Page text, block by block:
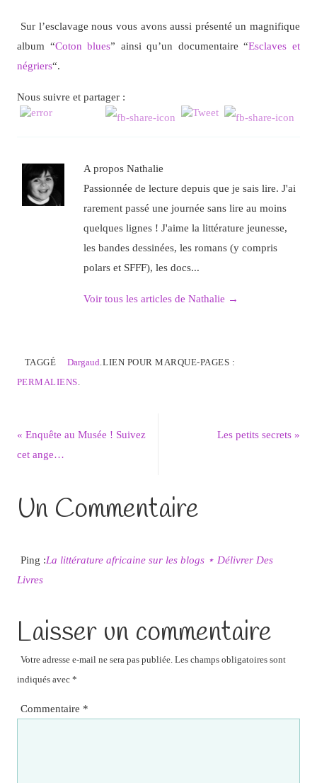
Sur l’esclavage nous vous avons aussi présenté un magnifique
album “Coton blues” ainsi qu’un documentaire “Esclaves et
négriers“.
Nous suivre et partager :
A propos Nathalie
Passionnée de lecture depuis que je sais lire. J'ai
rarement passé une journée sans lire au moins
quelques lignes ! J'aime la littérature jeunesse,
les bandes dessinées, les romans (y compris
polars et SFFF), les docs...
Voir tous les articles de Nathalie →
TAGGÉ Dargaud.LIEN POUR MARQUE-PAGES :
PERMALIENS.
« Enquête au Musée ! Suivez
cet ange…
Les petits secrets»
Un Commentaire
Ping :La littérature africaine sur les blogs ⋆ Délivrer Des
Livres
Laisser un commentaire
Votre adresse e-mail ne sera pas publiée. Les champs obligatoires sont
indiqués avec *
Commentaire *